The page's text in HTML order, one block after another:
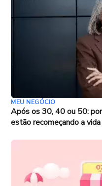
MEU NEGÓCIO
Após os 30, 40 ou 50:
estão recomeçando a